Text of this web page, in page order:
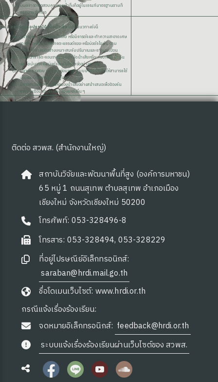
มีผลการตรวจสอบคุณภาพน้ำทิ้งที่อยู่ในเกณฑ์มาตรฐานตามที่
กฎหมายกำหนด
4.2.2 การดูแลอุปกรณ์บำบัดน้ำเสียโดยมีแนวทางดังนี้
มีการดูแลระบบบำบัดน้ำเสีย หรือมีการตักและทำความสะอาดเศษ
อาหารและไขมันออกจากตะแกรงดักขยะหรือบ่อดักไขมัน ตาม
ความถี่ที่กำหนดอย่างเหมาะสมกับปริมาณและการปนเปื้อน
มีการนำกากตะกอนจากระบบบำบัดน้ำเสียหรือเศษอาหาร น้ำมัน
และไขมันจากถัง/บ่อดักไขมันไปกำจัดอย่างถูกต้อง
มีการตรวจสอบ ปรับปรุงซ่อมแซมระบบบำบัดน้ำเสียให้สามารถใช้
งานและมีประสิทธิภาพอยู่เสมอ
มีการตรวจสอบการรั่วไหลของน้ำเสียอย่างสม่ำเสมอเพื่อป้องกัน
การปนเปื้อนของน้ำเสียไปยังแหล่งอื่น ๆ
ติดต่อ สวพส. (สำนักงานใหญ่)
สถาบันวิจัยและพัฒนาพื้นที่สูง (องค์การมหาชน)
65 หมู่ 1 ถนนสุเทพ ตำบลสุเทพ อำเภอเมือง
เชียงใหม่ จังหวัดเชียงใหม่ 50200
โทรศัพท์: 053-328496-8
โทรสาร: 053-328494, 053-328229
ที่อยู่ไปรษณีย์อิเล็กทรอนิกส์:
saraban@hrdi.mail.go.th
ชื่อโดเมนเว็บไซต์: www.hrdi.or.th
กรณีแจ้งเรื่องร้องเรียน:
จดหมายอิเล็กทรอนิกส์: feedback@hrdi.or.th
ระบบแจ้งเรื่องร้องเรียนผ่านเว็บไซต์ของ สวพส.